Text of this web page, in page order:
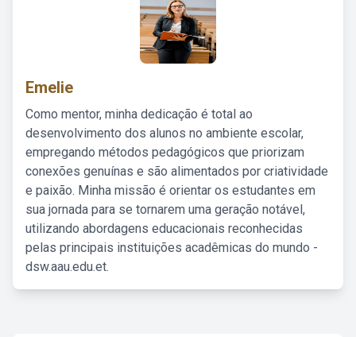
Emelie
Como mentor, minha dedicação é total ao
desenvolvimento dos alunos no ambiente escolar,
empregando métodos pedagógicos que priorizam
conexões genuínas e são alimentados por criatividade
e paixão. Minha missão é orientar os estudantes em
sua jornada para se tornarem uma geração notável,
utilizando abordagens educacionais reconhecidas
pelas principais instituições acadêmicas do mundo -
dsw.aau.edu.et.